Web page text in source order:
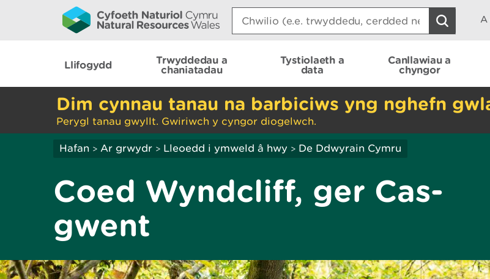
Search:
A
Llifogydd
Trwyddedau a
chaniatadau
Tystiolaeth a
data
Canllawiau a
chyngor
Dim cynnau tanau na barbiciws yng nghefn
Perygl tanau gwyllt. Gwiriwch y cyngor diogelwch.
Hafan > Ar grwydr > Lleoedd i ymweld â hwy > De Ddwyrain Cymru
Coed Wyndcliff, ger Cas-
gwent